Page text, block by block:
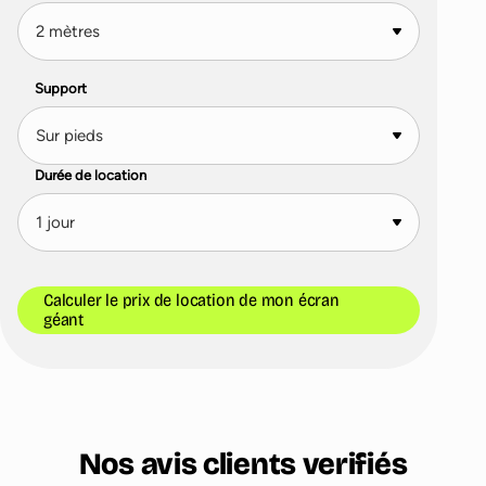
Support
Durée de location
Calculer le prix de location de mon écran
géant
Nos avis clients verifiés